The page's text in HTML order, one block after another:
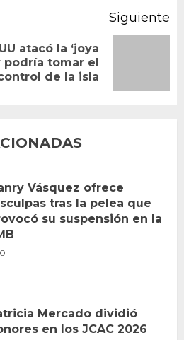
Siguiente
atacó la ‘joya
podría tomar el
de la isla
Vásquez ofrece
tras la pelea que
su suspensión en la
0
Mercado dividió
en los JCAC 2026